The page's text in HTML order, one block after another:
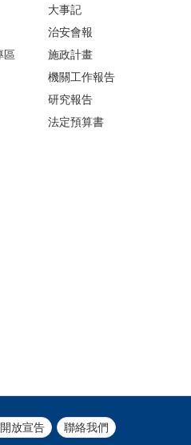
區
大事記
治安會報
施政計畫
機關工作報告
研究報告
法定預算書
放宣告 聯絡我們